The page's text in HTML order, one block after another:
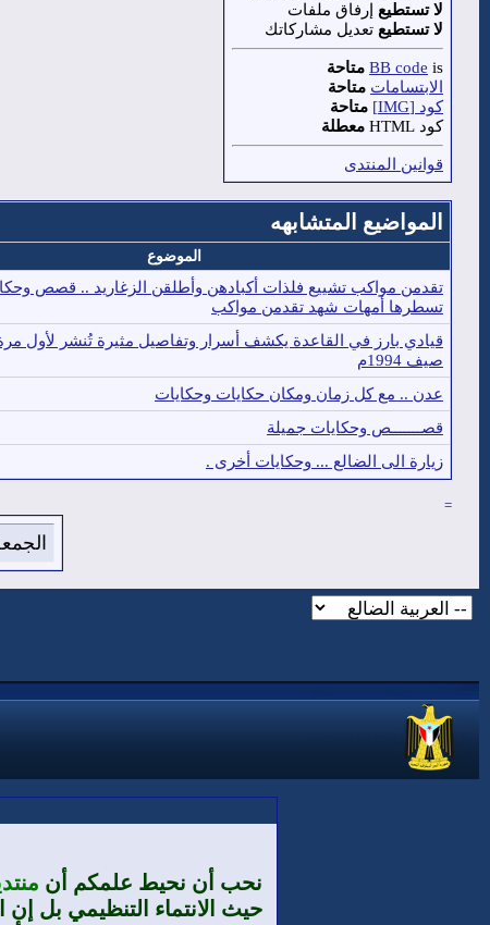
لا تستطيع إرفاق ملفات
لا تستطيع تعديل مشاركاتك
BB code is
متاحة
الابتسامات متاحة
كود [IMG]
متاحة
كود HTML
معطلة
قوانين المنتدى
المواضيع المتشابهه
الموضوع
تقدمن مواكب تشييع فلذات أكبادهن وأطلقن الزغاريد .. قصص
تسطرها أمهات شهد تقدمن مواكب
قيادي بارز في القاعدة يكشف أسرار وتفاصيل مثيرة تُنشر لأول
صيف 1994م
عدن .. مع كل زمان ومكان حكايات وحكايات
قصـــــــص وحكايات جميلة
زيارة الى الضالع ... وحكايات أخرى .
=
الجمعة 7 من اغسطس 2026 , الساعة الان
نحب أن نحيط علمكم أن
حيث الانتماء التنظيمي بل إن